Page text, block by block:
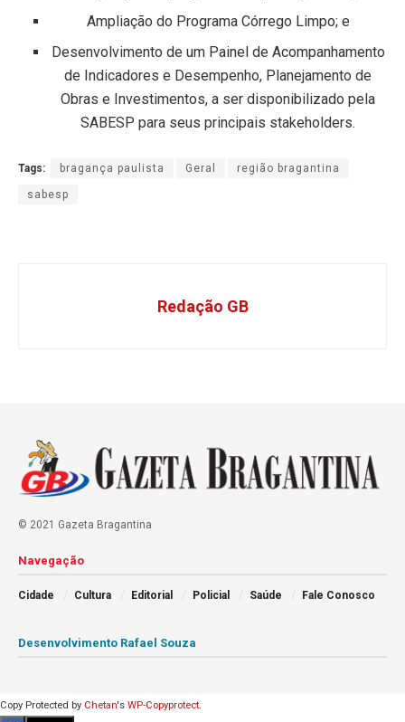
Ampliação do Programa Córrego Limpo; e
Desenvolvimento de um Painel de Acompanhamento
de Indicadores e Desempenho, Planejamento de
Obras e Investimentos, a ser disponibilizado pela
SABESP para seus principais stakeholders.
Tags: bragança paulista Geral região bragantina
sabesp
Redação GB
© 2021 Gazeta Bragantina
Navegação
Cidade Cultura Editorial Policial Saúde Fale Conosco
Desenvolvimento Rafael Souza
Copy Protected by Chetan's WP-Copyprotect.